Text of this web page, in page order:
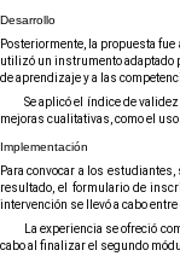
Desarrollo
Posteriormente, la propuesta
utilizó un instrumento adaptado
de aprendizaje y a las
Se aplicó el índice de
mejoras cualitativas, como el
Implementación
Para convocar a los
resultado, el formulario de
intervención se llevó a cabo
La experiencia se ofreció
cabo al finalizar el segundo